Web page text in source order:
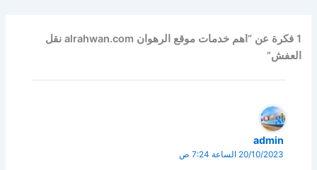
1 فكرة عن “اهم خدمات موقع الرهوان alrahwan.com نقل
العفش”
admin
20/10/2023 الساعة 7:24 ص